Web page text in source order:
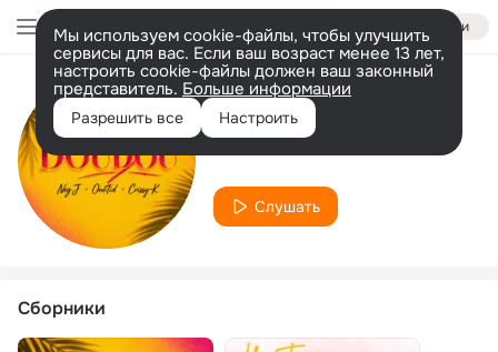
Войти
Мы используем cookie-файлы, чтобы улучшить
сервисы для вас. Если ваш возраст менее 13 лет,
настроить cookie-файлы должен ваш законный
представитель. Больше информации
Разрешить все Настроить
Исполнитель
OneTid
Слушать
Сборники